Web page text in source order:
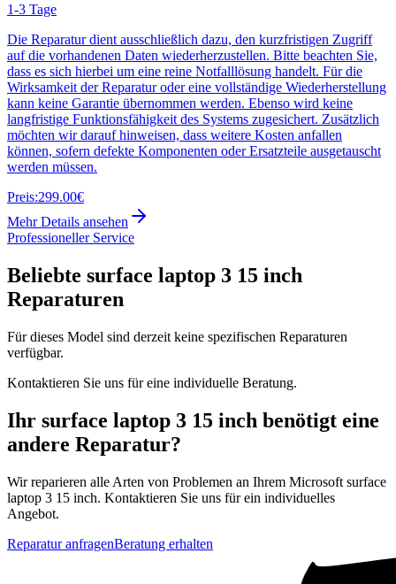
1-3 Tage
Die Reparatur dient ausschließlich dazu, den kurzfristigen Zugriff
auf die vorhandenen Daten wiederherzustellen. Bitte beachten Sie,
dass es sich hierbei um eine reine Notfalllösung handelt. Für die
Wirksamkeit der Reparatur oder eine vollständige Wiederherstellung
kann keine Garantie übernommen werden. Ebenso wird keine
langfristige Funktionsfähigkeit des Systems zugesichert. Zusätzlich
möchten wir darauf hinweisen, dass weitere Kosten anfallen
können, sofern defekte Komponenten oder Ersatzteile ausgetauscht
werden müssen.
Preis:299.00€
Mehr Details ansehen
Professioneller Service
Beliebte surface laptop 3 15 inch
Reparaturen
Für dieses Model sind derzeit keine spezifischen Reparaturen
verfügbar.
Kontaktieren Sie uns für eine individuelle Beratung.
Ihr surface laptop 3 15 inch benötigt eine
andere Reparatur?
Wir reparieren alle Arten von Problemen an Ihrem Microsoft surface
laptop 3 15 inch. Kontaktieren Sie uns für ein individuelles
Angebot.
Reparatur anfragenBeratung erhalten